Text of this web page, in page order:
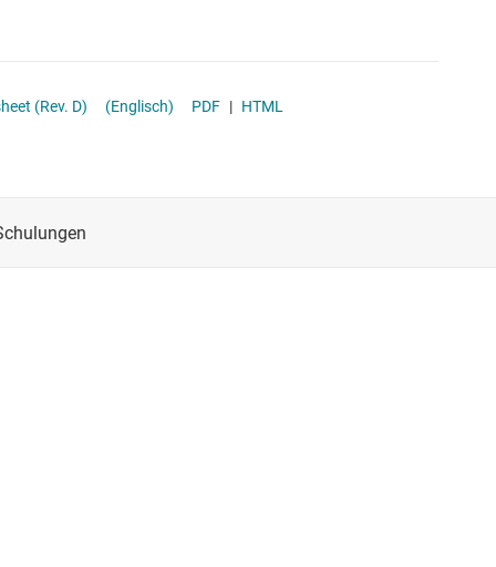
DirectPath™ Headphone and Line Driver datasheet (Rev. D) (Englisch) PDF | HTML